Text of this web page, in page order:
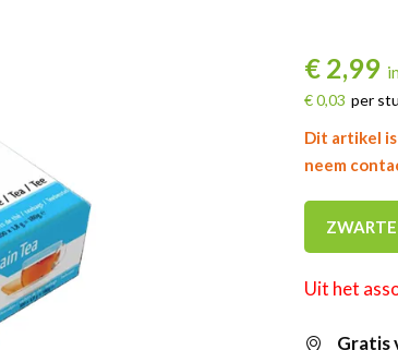
€ 2,99
€ 0,03 per
Dit artikel
neem
Uit het
Gratis